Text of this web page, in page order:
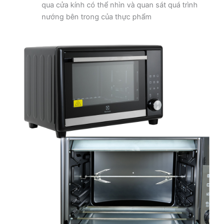
qua cửa kính có thể nhìn và quan sát quá trình
nướng bên trong của thực phẩm